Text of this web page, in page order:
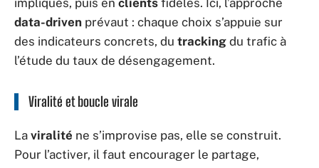
data-driven prévaut : chaque choix s’appuie sur
des indicateurs concrets, du tracking du trafic à
l’étude du taux de désengagement.
Viralité et boucle virale
La viralité ne s’improvise pas, elle se construit.
Pour l’activer, il faut encourager le partage,